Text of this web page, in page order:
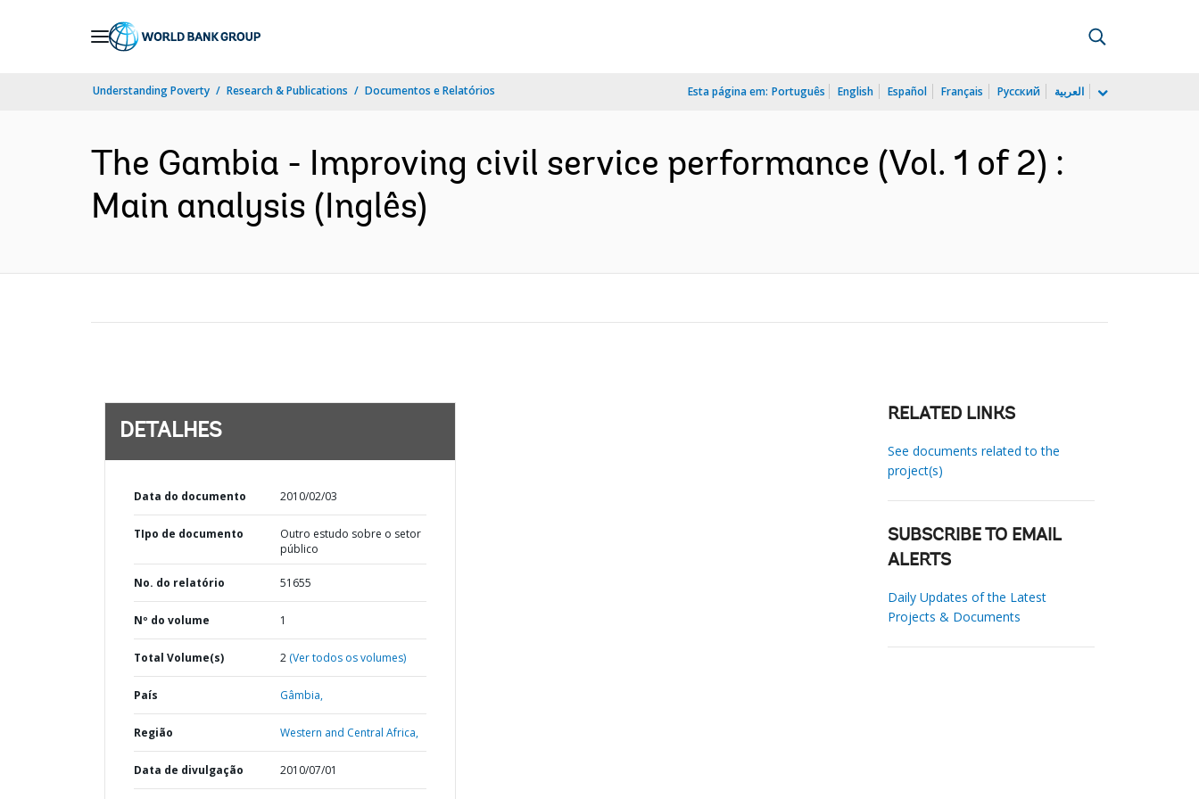
Understanding Poverty Research & Publications Documentos e Relatórios Esta página em: Português English Español Français Русский العربية
The Gambia - Improving civil service performance (Vol. 1 of 2) :
Main analysis (Inglês)
DETALHES
Data do documento 2010/02/03
TIpo de documento
Outro estudo sobre o setor
público
No. do relatório 51655
Nº do volume 1
Total Volume(s) 2 (Ver todos os volumes)
País Gâmbia,
Região Western and Central Africa,
Data de divulgação 2010/07/01
RELATED LINKS
See documents related to the
project(s)
SUBSCRIBE TO EMAIL
ALERTS
Daily Updates of the Latest
Projects & Documents